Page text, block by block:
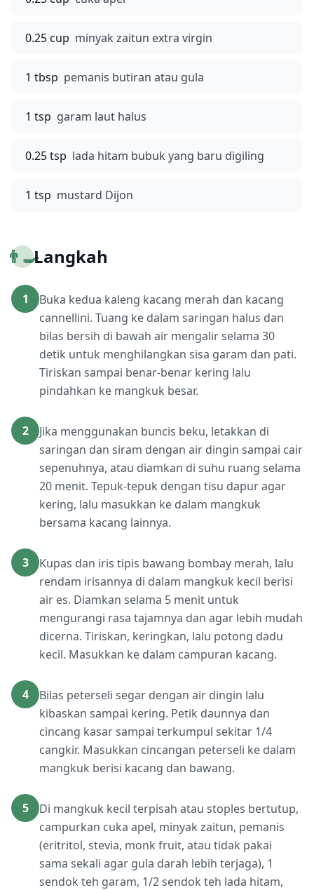
0.25 cup minyak zaitun extra virgin
1 tbsp pemanis butiran atau gula
1 tsp garam laut halus
0.25 tsp lada hitam bubuk yang baru digiling
1 tsp mustard Dijon
👨‍🍳Langkah
1
Buka kedua kaleng kacang merah dan kacang
cannellini. Tuang ke dalam saringan halus dan
bilas bersih di bawah air mengalir selama 30
detik untuk menghilangkan sisa garam dan pati.
Tiriskan sampai benar-benar kering lalu
pindahkan ke mangkuk besar.
2
Jika menggunakan buncis beku, letakkan di
saringan dan siram dengan air dingin sampai cair
sepenuhnya, atau diamkan di suhu ruang selama
20 menit. Tepuk-tepuk dengan tisu dapur agar
kering, lalu masukkan ke dalam mangkuk
bersama kacang lainnya.
3
Kupas dan iris tipis bawang bombay merah, lalu
rendam irisannya di dalam mangkuk kecil berisi
air es. Diamkan selama 5 menit untuk
mengurangi rasa tajamnya dan agar lebih mudah
dicerna. Tiriskan, keringkan, lalu potong dadu
kecil. Masukkan ke dalam campuran kacang.
4
Bilas peterseli segar dengan air dingin lalu
kibaskan sampai kering. Petik daunnya dan
cincang kasar sampai terkumpul sekitar 1/4
cangkir. Masukkan cincangan peterseli ke dalam
mangkuk berisi kacang dan bawang.
5
Di mangkuk kecil terpisah atau stoples bertutup,
campurkan cuka apel, minyak zaitun, pemanis
(eritritol, stevia, monk fruit, atau tidak pakai
sama sekali agar gula darah lebih terjaga), 1
sendok teh garam, 1/2 sendok teh lada hitam,